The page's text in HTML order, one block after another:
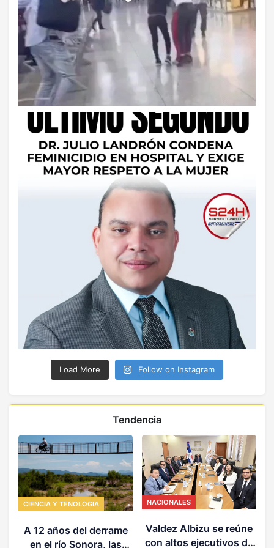
Load More Follow on Instagram
Tendencia
CIENCIA Y TENOLOGIA
A 12 años del derrame
en el río Sonora, las
NACIONALES
Valdez Albizu se reúne
con altos ejecutivos de